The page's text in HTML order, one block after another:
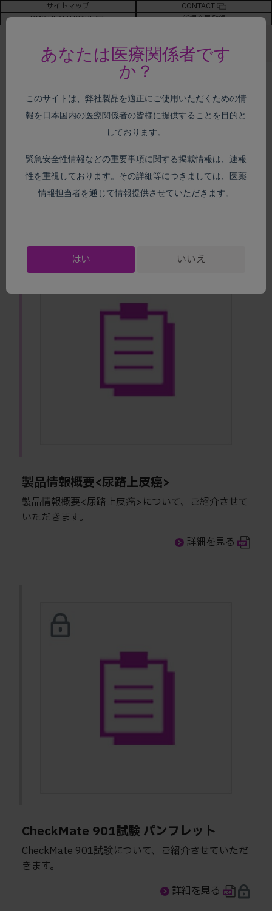
サイトマップ
CONTACT
BMS HEALTHCARE
新規会員登録
尿路上皮癌> 臨床試験
がん種別情報
臨床試験
製品情報概要<尿路上皮癌>
製品情報概要<尿路上皮癌>について、ご紹介させて
いただきます。
詳細を見る
CheckMate 901試験 パンフレット
CheckMate 901試験について、ご紹介させていただ
きます。
詳細を見る
あなたは医療関係者です
か？
このサイトは、弊社製品を適正にご使用いただくための情
報を日本国内の医療関係者の皆様に提供することを目的と
しております。
緊急安全性情報などの重要事項に関する掲載情報は、速報
性を重視しております。その詳細等につきましては、医薬
情報担当者を通じて情報提供させていただきます。
はい いいえ